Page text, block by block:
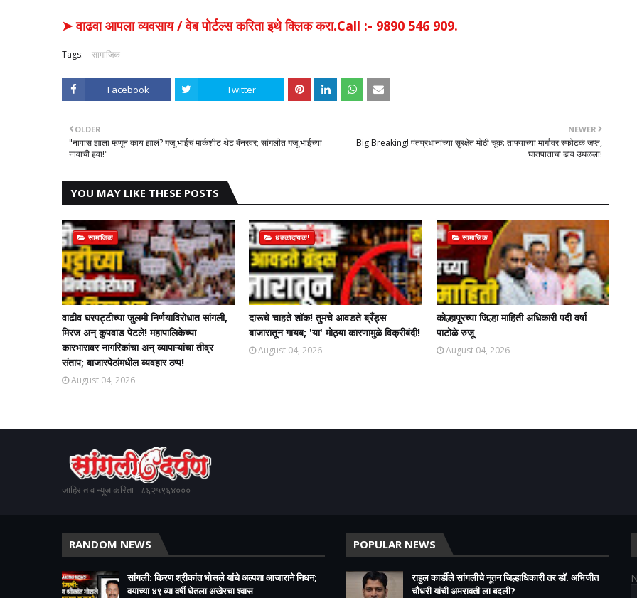
➤ वाढवा आपला व्यवसाय / वेब पोर्टल्स करिता इथे क्लिक करा.Call :- 9890 546 909.
Tags: सामाजिक
Facebook Twitter
NEWER
Big Breaking! पंतप्रधानांच्या सुरक्षेत मोठी चूक: ताफ्याच्या मार्गावर स्फोटकं जप्त,
घातपाताचा डाव उधळला!
OLDER
​"नापास झाला म्हणून काय झालं? गजू भाईचं मार्कशीट थेट बॅनरवर; सांगलीत गजू भाईच्या
नावाची हवा!"
YOU MAY LIKE THESE POSTS
सामाजिक
वाढीव घरपट्टीच्या जुलमी निर्णयाविरोधात सांगली,
मिरज अन् कुपवाड पेटले! महापालिकेच्या
कारभारावर नागरिकांचा अन् व्यापाऱ्यांचा तीव्र
संताप; बाजारपेठांमधील व्यवहार ठप्प!​
August 04, 2026
धक्कादायक!
दारूचे चाहते शॉक! तुमचे आवडते ब्रँड्स
बाजारातून गायब; 'या' मोठ्या कारणामुळे विक्रीबंदी!
August 04, 2026
सामाजिक
कोल्हापूरच्या जिल्हा माहिती अधिकारी पदी वर्षा
पाटोळे रुजू
August 04, 2026
जाहिरात व न्यूज करिता - ८६२५९६४०००
RANDOM NEWS
सांगली: किरण श्रीकांत भोसले यांचे अल्पशा आजाराने निधन;
वयाच्या ४९ व्या वर्षी घेतला अखेरचा श्वास​
POPULAR NEWS
राहुल कार्डीले सांगलीचे नूतन जिल्हाधिकारी तर डॉ. अभिजीत
चौधरी यांची अमरावती ला बदली?